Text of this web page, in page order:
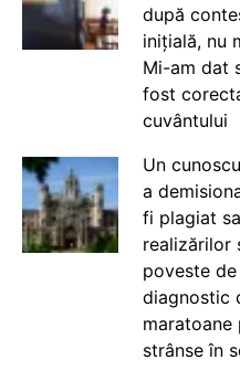
după
inițială, nu
Mi-am dat
fost
cuvântului
Un
a
fi plagiat
realizărilor
poveste
diagnostic
maratoane
strânse în